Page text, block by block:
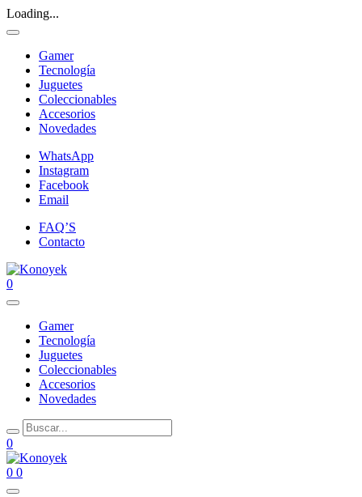
Loading...
Gamer
Tecnología
Juguetes
Coleccionables
Accesorios
Novedades
WhatsApp
Instagram
Facebook
Email
FAQ’S
Contacto
0
Gamer
Tecnología
Juguetes
Coleccionables
Accesorios
Novedades
0
0 0